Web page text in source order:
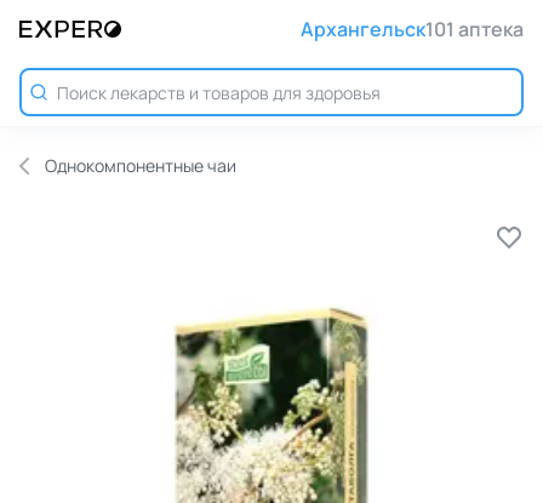
Архангельск101 аптека
Однокомпонентные чаи